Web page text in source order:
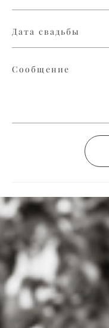
Дата свадьбы
Сообщение